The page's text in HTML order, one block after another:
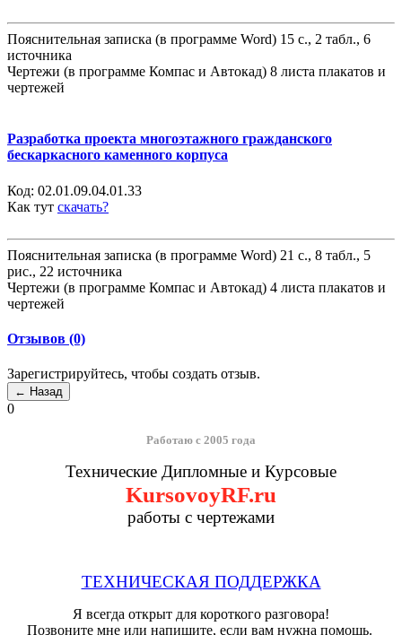
Пояснительная записка (в программе Word) 15 с., 2 табл., 6
источника
Чертежи (в программе Компас и Автокад) 8 листа плакатов и
чертежей
Разработка проекта многоэтажного гражданского
бескаркасного каменного корпуса
Код: 02.01.09.04.01.33
Как тут скачать?
Пояснительная записка (в программе Word) 21 с., 8 табл., 5
рис., 22 источника
Чертежи (в программе Компас и Автокад) 4 листа плакатов и
чертежей
Отзывов (0)
Зарегистрируйтесь, чтобы создать отзыв.
0
Работаю с 2005 года
Технические Дипломные и Курсовые
KursovoyRF.ru
работы с чертежами
ТЕХНИЧЕСКАЯ ПОДДЕРЖКА
Я всегда открыт для короткого разговора!
Позвоните мне или напишите, если вам нужна помощь.